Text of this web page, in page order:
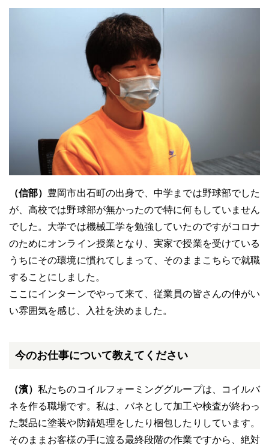
（信部） 豊岡市出石町の出身で、中学までは野球部でした
が、高校では野球部が無かったので特に何もしていません
でした。大学では機械工学を勉強していたのですがコロナ
のためにオンライン授業となり、実家で授業を受けている
うちにその環境に慣れてしまって、そのままこちらで就職
することにしました。
ここにインターンでやって来て、従業員の皆さんの仲がい
い雰囲気を感じ、入社を決めました。
今のお仕事について教えてください
（濱）私たちのコイルフォーミンググループは、コイルバ
ネを作る職場です。私は、バネとして加工や検査が終わっ
た製品に塗装や防錆処理をしたり梱包したりしています。
そのままお客様の手に渡る最終段階の作業ですから、絶対